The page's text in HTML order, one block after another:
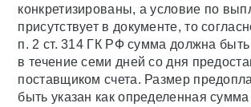
конкретизированы, а условие по
присутствует в документе, то
п. 2 ст. 314 ГК РФ сумма должна
в течение семи дней со дня
поставщиком счета. Размер
быть указан как определенная